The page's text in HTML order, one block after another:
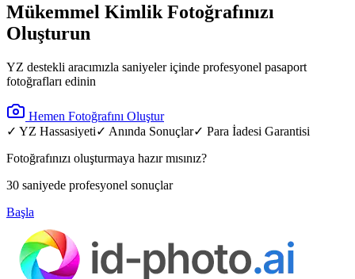
Mükemmel Kimlik Fotoğrafınızı
Oluşturun
YZ destekli aracımızla saniyeler içinde profesyonel pasaport
fotoğrafları edinin
Hemen Fotoğrafını Oluştur
✓ YZ Hassasiyeti✓ Anında Sonuçlar✓ Para İadesi Garantisi
Fotoğrafınızı oluşturmaya hazır mısınız?
30 saniyede profesyonel sonuçlar
Başla